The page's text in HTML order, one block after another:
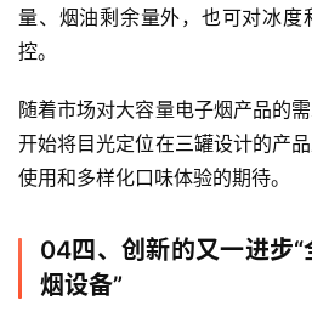
电
子
烟
讯
量、烟油剩余量外，也可对冰
控。
随着市场对大容量电子烟产品的
开始将目光定位在三罐设计的产
使用和多样化口味体验的期待。
04四、创新的又一进步
烟设备”